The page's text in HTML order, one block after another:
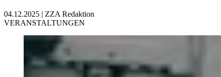
04.12.2025 | ZZA Redaktion
VERANSTALTUNGEN